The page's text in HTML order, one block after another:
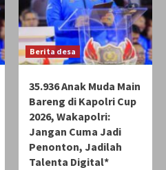
Berita desa
35.936 Anak Muda Main
Bareng di Kapolri Cup
2026, Wakapolri:
Jangan Cuma Jadi
Penonton, Jadilah
Talenta Digital*